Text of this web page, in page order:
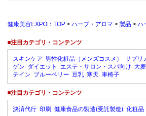
健康美容EXPO：TOP > ハーブ・アロマ > 製品 > ハ
■注目カテゴリ・コンテンツ
スキンケア 男性化粧品（メンズコスメ） サプリ
ゲン ダイエット エステ・サロン・スパ向け 大
テイン ブルーベリー 豆乳 寒天 車椅子
■注目カテゴリ・コンテンツ
決済代行 印刷 健康食品の製造(受託製造) 化粧品